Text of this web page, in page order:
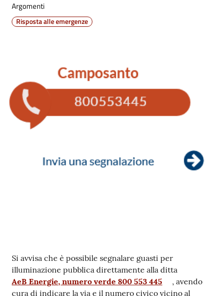
i
g
l
n
telematico
Seguici
su
Argomenti
Risposta alle emergenze
Contenuto
Si avvisa che è possibile segnalare guasti per
illuminazione pubblica direttamente alla ditta
AeB Energie, numero verde 800 553 445
, avendo
cura di indicare la via e il numero civico vicino al